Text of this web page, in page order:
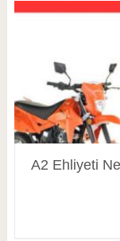
A2 Ehliyeti